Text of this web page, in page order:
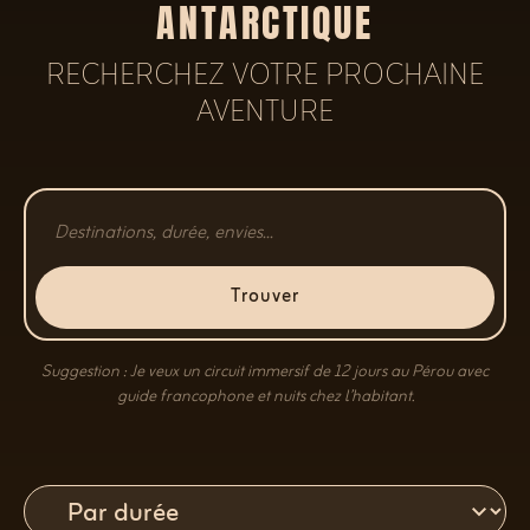
ANTARCTIQUE
RECHERCHEZ VOTRE PROCHAINE
AVENTURE
Trouver
Suggestion : Je veux un circuit immersif de 12 jours au Pérou avec
guide francophone et nuits chez l’habitant.